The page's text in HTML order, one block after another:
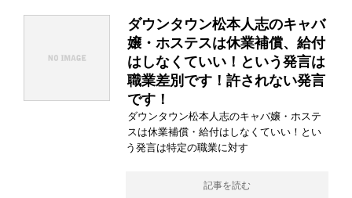
ダウンタウン松本人志のキャバ
嬢・ホステスは休業補償、給付
はしなくていい！という発言は
職業差別です！許されない発言
です！
ダウンタウン松本人志のキャバ嬢・ホステ
スは休業補償・給付はしなくていい！とい
う発言は特定の職業に対す
記事を読む